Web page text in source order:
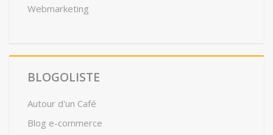
Webmarketing
BLOGOLISTE
Autour d'un Café
Blog e-commerce